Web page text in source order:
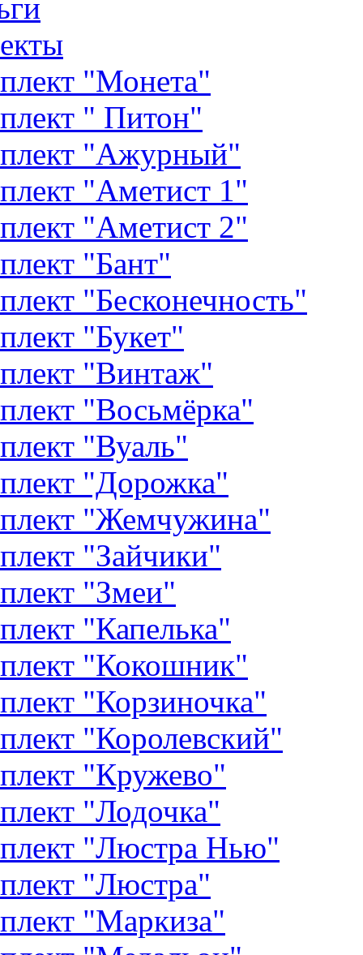
"Монета"
" Питон"
"Ажурный"
"Аметист 1"
"Аметист 2"
"Бант"
"Бесконечность"
"Букет"
"Винтаж"
"Восьмёрка"
"Вуаль"
"Дорожка"
"Жемчужина"
"Зайчики"
"Змеи"
"Капелька"
"Кокошник"
"Корзиночка"
"Королевский"
"Кружево"
"Лодочка"
"Люстра Нью"
"Люстра"
"Маркиза"